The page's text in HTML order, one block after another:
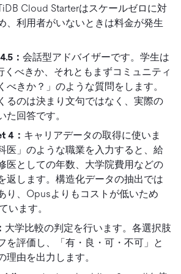
Cloud Starterはスケールゼロに対
、利用者がいないときは料金が発生
： 会話型アドバイザーです。学生は
くべきか、それともまずコミュニティ
べきか？」のような質問をします。
るのは決まり文句ではなく、実際の
た回答です。
4： キャリアデータの取得に使いま
医」のような職業を入力すると、給
医としての年数、大学院費用などの
返します。構造化データの抽出では
り、Opusよりもコストが低いため
います。
大学比較の判定を行います。各選択肢
を評価し、「有・良・可・不可」と
理由を出力します。